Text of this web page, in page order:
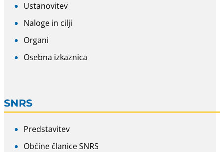
Ustanovitev
Naloge in cilji
Organi
Osebna izkaznica
SNRS
Predstavitev
Občine članice SNRS